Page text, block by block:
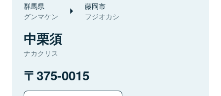
群馬県
グンマケン
藤岡市
フジオカシ
中栗須
ナカクリス
375-0015